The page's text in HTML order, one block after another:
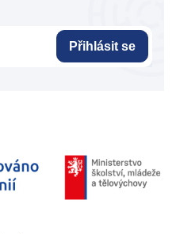
Přihlásit se